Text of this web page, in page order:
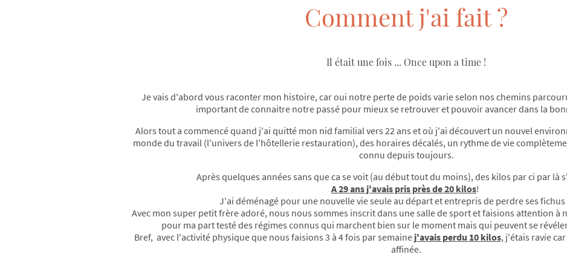
Comment j'ai fait ?
Il était une fois ... Once upon a time !
Je vais d'abord vous raconter mon histoire, car oui notre perte de poids varie selon nos chemins
important de connaitre notre passé pour mieux se retrouver et pouvoir avancer dans la
Alors tout a commencé quand j'ai quitté mon nid familial vers 22 ans et où j'ai découvert un nouvel
monde du travail (l'univers de l'hôtellerie restauration), des horaires décalés, un rythme de vie
connu depuis toujours.
Après quelques années sans que ca se voit (au début tout du moins), des kilos par ci par là
A 29 ans j'avais pris près de 20 kilos!
J'ai déménagé pour une nouvelle vie seule au départ et entrepris de perdre ses fichus
Avec mon super petit frère adoré, nous nous sommes inscrit dans une salle de sport et faisions attention
pour ma part testé des régimes connus qui marchent bien sur le moment mais qui peuvent se
Bref, avec l'activité physique que nous faisions 3 à 4 fois par semaine j'avais perdu 10 kilos, j'étais ravie
affinée.